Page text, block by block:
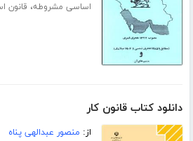
اساسی مشروطه، قانون
دانلود کتاب قانون کار
از: منصور عبدالهی پناه